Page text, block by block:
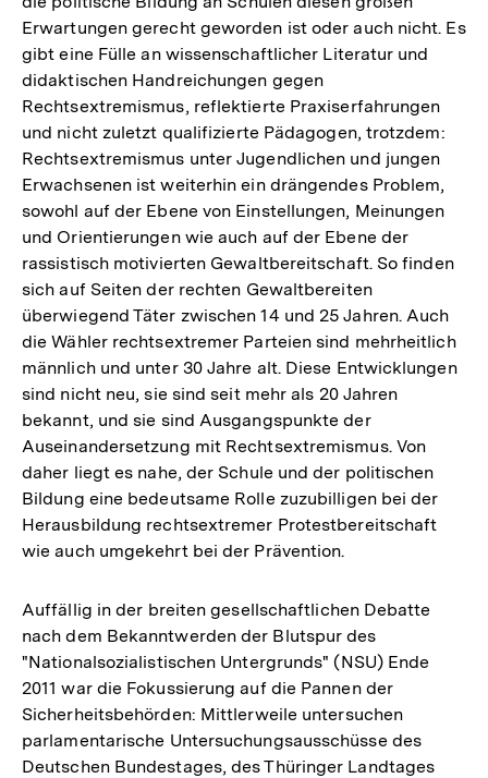
Erwartungen gerecht geworden ist oder auch nicht. Es
gibt eine Fülle an wissenschaftlicher Literatur und
didaktischen Handreichungen gegen
Rechtsextremismus, reflektierte Praxiserfahrungen
und nicht zuletzt qualifizierte Pädagogen, trotzdem:
Rechtsextremismus unter Jugendlichen und jungen
Erwachsenen ist weiterhin ein drängendes Problem,
sowohl auf der Ebene von Einstellungen, Meinungen
und Orientierungen wie auch auf der Ebene der
rassistisch motivierten Gewaltbereitschaft. So finden
sich auf Seiten der rechten Gewaltbereiten
überwiegend Täter zwischen 14 und 25 Jahren. Auch
die Wähler rechtsextremer Parteien sind mehrheitlich
männlich und unter 30 Jahre alt. Diese Entwicklungen
sind nicht neu, sie sind seit mehr als 20 Jahren
bekannt, und sie sind Ausgangspunkte der
Auseinandersetzung mit Rechtsextremismus. Von
daher liegt es nahe, der Schule und der politischen
Bildung eine bedeutsame Rolle zuzubilligen bei der
Herausbildung rechtsextremer Protestbereitschaft
wie auch umgekehrt bei der Prävention.
Auffällig in der breiten gesellschaftlichen Debatte
nach dem Bekanntwerden der Blutspur des
"Nationalsozialistischen Untergrunds" (NSU) Ende
2011 war die Fokussierung auf die Pannen der
Sicherheitsbehörden: Mittlerweile untersuchen
parlamentarische Untersuchungsausschüsse des
Deutschen Bundestages, des Thüringer Landtages